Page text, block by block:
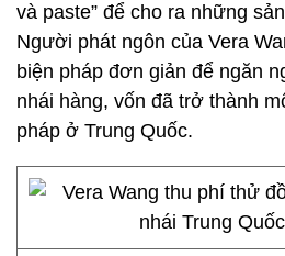
và paste” để cho ra những
Người phát ngôn của Vera
biện pháp đơn giản để ngăn
nhái hàng, vốn đã trở thành
pháp ở Trung Quốc.